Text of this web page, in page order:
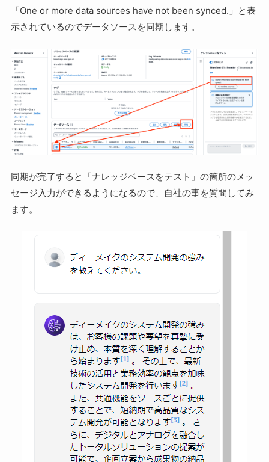
「One or more data sources have not been synced.」と表
示されているのでデータソースを同期します。
同期が完了すると「ナレッジベースをテスト」の箇所のメッ
セージ入力ができるようになるので、自社の事を質問してみ
ます。